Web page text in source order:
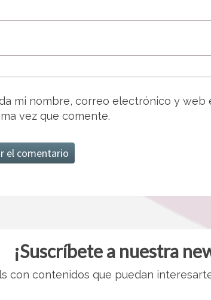
mi nombre, correo electrónico y web
vez que comente.
¡Suscríbete a nuestra
con contenidos que puedan